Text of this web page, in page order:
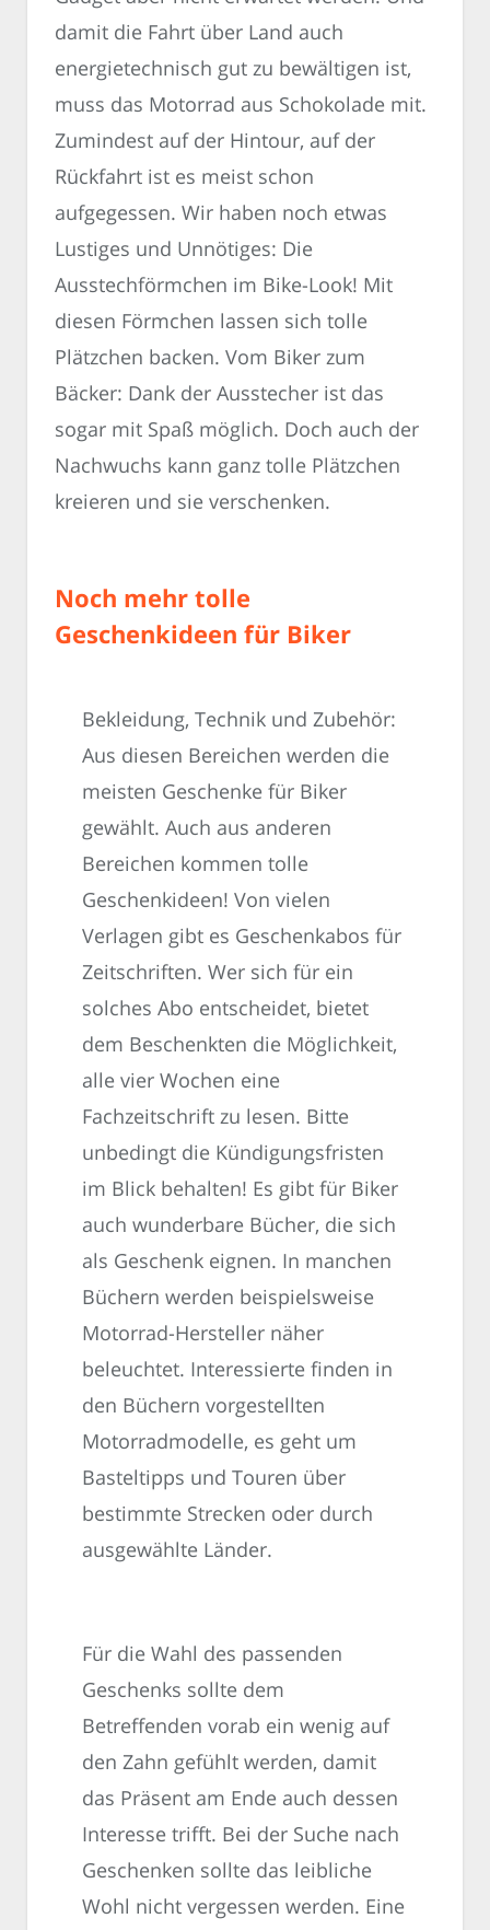
damit die Fahrt über Land auch
energietechnisch gut zu bewältigen ist,
muss das Motorrad aus Schokolade mit.
Zumindest auf der Hintour, auf der
Rückfahrt ist es meist schon
aufgegessen. Wir haben noch etwas
Lustiges und Unnötiges: Die
Ausstechförmchen im Bike-Look! Mit
diesen Förmchen lassen sich tolle
Plätzchen backen. Vom Biker zum
Bäcker: Dank der Ausstecher ist das
sogar mit Spaß möglich. Doch auch der
Nachwuchs kann ganz tolle Plätzchen
kreieren und sie verschenken.
Noch mehr tolle
Geschenkideen für Biker
Bekleidung, Technik und Zubehör:
Aus diesen Bereichen werden die
meisten Geschenke für Biker
gewählt. Auch aus anderen
Bereichen kommen tolle
Geschenkideen! Von vielen
Verlagen gibt es Geschenkabos für
Zeitschriften. Wer sich für ein
solches Abo entscheidet, bietet
dem Beschenkten die Möglichkeit,
alle vier Wochen eine
Fachzeitschrift zu lesen. Bitte
unbedingt die Kündigungsfristen
im Blick behalten! Es gibt für Biker
auch wunderbare Bücher, die sich
als Geschenk eignen. In manchen
Büchern werden beispielsweise
Motorrad-Hersteller näher
beleuchtet. Interessierte finden in
den Büchern vorgestellten
Motorradmodelle, es geht um
Basteltipps und Touren über
bestimmte Strecken oder durch
ausgewählte Länder.
Für die Wahl des passenden
Geschenks sollte dem
Betreffenden vorab ein wenig auf
den Zahn gefühlt werden, damit
das Präsent am Ende auch dessen
Interesse trifft. Bei der Suche nach
Geschenken sollte das leibliche
Wohl nicht vergessen werden. Eine